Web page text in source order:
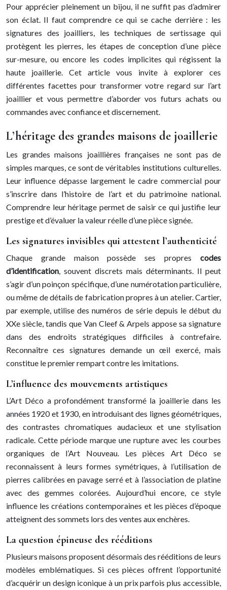
Pour apprécier pleinement un bijou, il ne suffit pas d’admirer
son éclat. Il faut comprendre ce qui se cache derrière : les
signatures des joailliers, les techniques de sertissage qui
protègent les pierres, les étapes de conception d’une pièce
sur-mesure, ou encore les codes implicites qui régissent la
haute joaillerie. Cet article vous invite à explorer ces
différentes facettes pour transformer votre regard sur l’art
joaillier et vous permettre d’aborder vos futurs achats ou
commandes avec confiance et discernement.
L’héritage des grandes maisons de joaillerie
Les grandes maisons joaillières françaises ne sont pas de
simples marques, ce sont de véritables institutions culturelles.
Leur influence dépasse largement le cadre commercial pour
s’inscrire dans l’histoire de l’art et du patrimoine national.
Comprendre leur héritage permet de saisir ce qui justifie leur
prestige et d’évaluer la valeur réelle d’une pièce signée.
Les signatures invisibles qui attestent l’authenticité
Chaque grande maison possède ses propres codes
d’identification, souvent discrets mais déterminants. Il peut
s’agir d’un poinçon spécifique, d’une numérotation particulière,
ou même de détails de fabrication propres à un atelier. Cartier,
par exemple, utilise des numéros de série depuis le début du
XXe siècle, tandis que Van Cleef & Arpels appose sa signature
dans des endroits stratégiques difficiles à contrefaire.
Reconnaître ces signatures demande un œil exercé, mais
constitue le premier rempart contre les imitations.
L’influence des mouvements artistiques
L’Art Déco a profondément transformé la joaillerie dans les
années 1920 et 1930, en introduisant des lignes géométriques,
des contrastes chromatiques audacieux et une stylisation
radicale. Cette période marque une rupture avec les courbes
organiques de l’Art Nouveau. Les pièces Art Déco se
reconnaissent à leurs formes symétriques, à l’utilisation de
pierres calibrées en pavage serré et à l’association de platine
avec des gemmes colorées. Aujourd’hui encore, ce style
influence les créations contemporaines et les pièces d’époque
atteignent des sommets lors des ventes aux enchères.
La question épineuse des rééditions
Plusieurs maisons proposent désormais des rééditions de leurs
modèles emblématiques. Si ces pièces offrent l’opportunité
d’acquérir un design iconique à un prix parfois plus accessible,